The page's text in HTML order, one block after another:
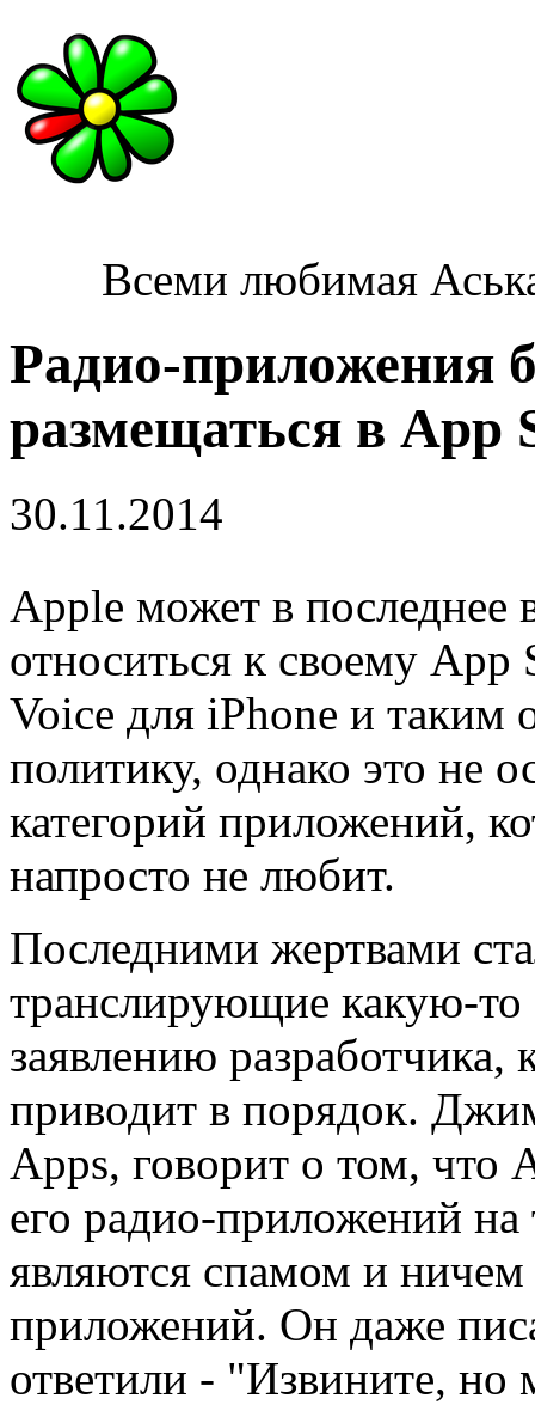
Всеми любимая
Радио-приложения
размещаться в App
30.11.2014
Apple может в последнее
относиться к своему
Voice для iPhone и таким
политику, однако это не
категорий приложений,
напросто не любит.
Последними жертвами
транслирующие какую-
заявлению разработчика,
приводит в порядок.
Apps, говорит о том, что
его радио-приложений
являются спамом и
приложений. Он даже
ответили - "Извините,